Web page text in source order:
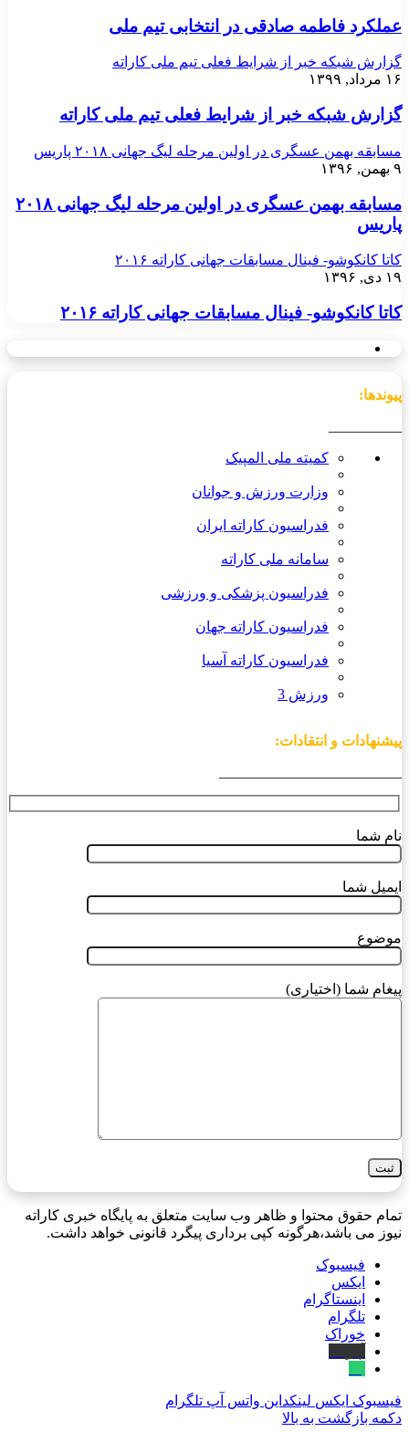
عملکرد فاطمه صادقی در انتخابی تیم ملی
گزارش شبکه خبر از شرایط فعلی تیم ملی کاراته
۱۶ مرداد, ۱۳۹۹
گزارش شبکه خبر از شرایط فعلی تیم ملی کاراته
مسابقه بهمن عسگری در اولین مرحله لیگ جهانی ۲۰۱۸ پاریس
۹ بهمن, ۱۳۹۶
مسابقه بهمن عسگری در اولین مرحله لیگ جهانی ۲۰۱۸
پاریس
کاتا کانکوشو- فینال مسابقات جهانی کاراته ۲۰۱۶
۱۹ دی, ۱۳۹۶
کاتا کانکوشو- فینال مسابقات جهانی کاراته ۲۰۱۶
پیوندها:
کمیته ملی المپیک
وزارت ورزش و جوانان
فدراسیون کاراته ایران
سامانه ملی کاراته
فدراسیون پزشکی و ورزشی
فدراسیون کاراته جهان
فدراسیون کاراته آسیا
ورزش 3
پیشنهادات و انتقادات:
نام شما
ایمیل شما
موضوع
پیغام شما (اختیاری)
تمام حقوق محتوا و ظاهر وب سایت متعلق به پایگاه خبری کاراته
نیوز می باشد،هرگونه کپی برداری پیگرد قانونی خواهد داشت.
فیسبوک
ایکس
اینستاگرام
تلگرام
خوراک
فیسبوک ایکس لینکداین واتس آپ تلگرام
دکمه بازگشت به بالا